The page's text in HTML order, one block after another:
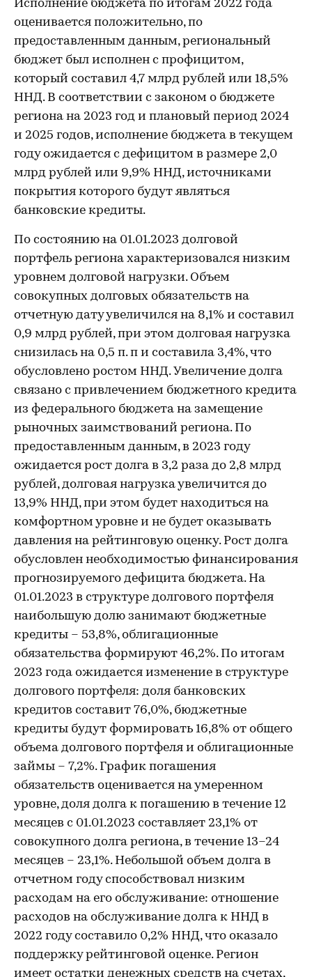
Исполнение бюджета по итогам 2022 года
оценивается положительно, по
предоставленным данным, региональный
бюджет был исполнен с профицитом,
который составил 4,7 млрд рублей или 18,5%
ННД. В соответствии с законом о бюджете
региона на 2023 год и плановый период 2024
и 2025 годов, исполнение бюджета в текущем
году ожидается с дефицитом в размере 2,0
млрд рублей или 9,9% ННД, источниками
покрытия которого будут являться
банковские кредиты.
По состоянию на 01.01.2023 долговой
портфель региона характеризовался низким
уровнем долговой нагрузки. Объем
совокупных долговых обязательств на
отчетную дату увеличился на 8,1% и составил
0,9 млрд рублей, при этом долговая нагрузка
снизилась на 0,5 п. п и составила 3,4%, что
обусловлено ростом ННД. Увеличение долга
связано с привлечением бюджетного кредита
из федерального бюджета на замещение
рыночных заимствований региона. По
предоставленным данным, в 2023 году
ожидается рост долга в 3,2 раза до 2,8 млрд
рублей, долговая нагрузка увеличится до
13,9% ННД, при этом будет находиться на
комфортном уровне и не будет оказывать
давления на рейтинговую оценку. Рост долга
обусловлен необходимостью финансирования
прогнозируемого дефицита бюджета. На
01.01.2023 в структуре долгового портфеля
наибольшую долю занимают бюджетные
кредиты – 53,8%, облигационные
обязательства формируют 46,2%. По итогам
2023 года ожидается изменение в структуре
долгового портфеля: доля банковских
кредитов составит 76,0%, бюджетные
кредиты будут формировать 16,8% от общего
объема долгового портфеля и облигационные
займы – 7,2%. График погашения
обязательств оценивается на умеренном
уровне, доля долга к погашению в течение 12
месяцев с 01.01.2023 составляет 23,1% от
совокупного долга региона, в течение 13–24
месяцев – 23,1%. Небольшой объем долга в
отчетном году способствовал низким
расходам на его обслуживание: отношение
расходов на обслуживание долга к ННД в
2022 году составило 0,2% ННД, что оказало
поддержку рейтинговой оценке. Регион
имеет остатки денежных средств на счетах,